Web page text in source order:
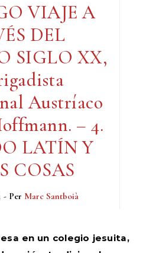
VIAJE A
DEL
SIGLO XX,
Austríaco
– 4.
LATÍN Y
COSAS
- Per Marc Santboià